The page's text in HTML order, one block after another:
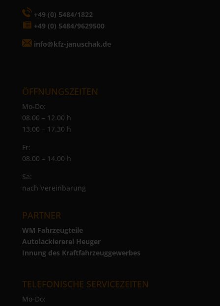
+49 (0) 5484/1822
+49 (0) 5484/9629500
info@kfz-januschak.de
ÖFFNUNGSZEITEN
Mo-Do:
08.00 – 12.00 h
13.00 – 17.30 h
Fr:
08.00 – 14.00 h
Sa:
nach Vereinbarung
PARTNER
WM Fahrzeugteile
Autolackiererei Heuger
Innung des Kraftfahrzeuggewerbes
TELEFONISCHE SERVICEZEITEN
Mo-Do: